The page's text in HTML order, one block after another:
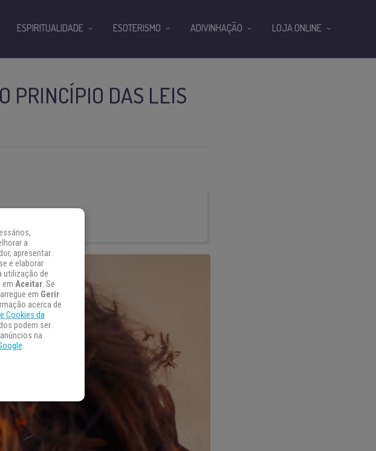
PRINCÍPIO DAS LEIS
ESPIRITUALIDADE ESOTERISMO ADIVINHAÇÃO LOJA ONLINE
a
apresentar
e elaborar
utilização de
Aceitar. Se
em Gerir
acerca de
Cookies da
podem ser
na
.